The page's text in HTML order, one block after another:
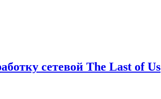
сетевой The Last of Us